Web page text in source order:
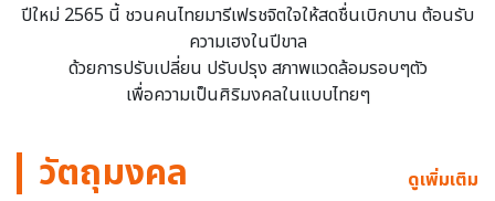
ปีใหม่ 2565 นี้ ชวนคนไทยมารีเฟรชจิตใจให้สดชื่นเบิกบาน ต้อนรับ
ความเฮงในปีขาล
ด้วยการปรับเปลี่ยน ปรับปรุง สภาพแวดล้อมรอบๆตัว
เพื่อความเป็นศิริมงคลในแบบไทยๆ
วัตถุมงคล ดูเพิ่มเติม